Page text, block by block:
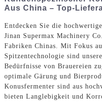
Aus China – Top-
Entdecken Sie die
Jinan Supermax Machinery
Fabriken Chinas. Mit Fokus
Spitzentechnologie sind
Bedürfnisse von Brauereien
optimale Gärung und
Konusfermenter sind aus
bieten Langlebigkeit und